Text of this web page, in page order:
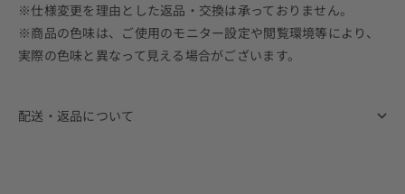
※仕様変更を理由とした返品・交換は承っておりません。
※商品の色味は、ご使用のモニター設定や閲覧環境等により、
実際の色味と異なって見える場合がございます。
配送・返品について